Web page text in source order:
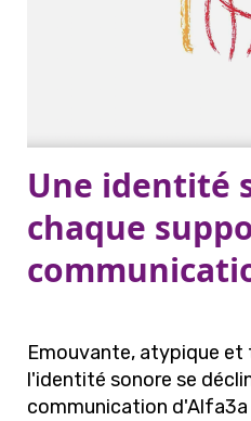
Une identité
chaque
Emouvante, atypique
l'identité sonore se
communication